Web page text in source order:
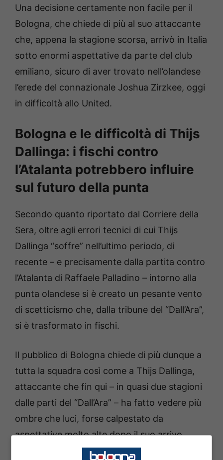
Una decisione certamente non facile per il
Bologna, che chiede di più al suo attaccante
che, appena la stagione scorsa, arrivò in Italia
sotto enormi aspettative da parte del club
emiliano, sicuro di aver trovato nell’olandese
l’erede del connazionale Joshua Zirzkee, oggi
in difficoltà allo United.
Bologna e le difficoltà di Thijs
Dallinga: i fischi contro
l’Atalanta potrebbero influire
sul futuro della punta
Secondo quanto riportato dal Corriere della
Sera, oltre agli errori tecnici di cui Thijs
Dallinga “soffre” nell’ultimo periodo, di
recente – e precisamente dalla partita contro
l’Atalanta di Raffaele Palladino – intorno alla
punta olandese si è creato un pesante vento
di scetticismo che, dalla tribune del “Dall’Ara”,
si è trasformato in fischi.
Il pubblico di Bologna chiede di più dunque a
tutta la squadra così come a Thijs Dallinga,
attaccante che fin qui – in quasi due stagioni
dalle parti del “Dall’Ara” – ha fatto vedere più
ombre che luci, forse calpestato da
aspettative molto alte dopo il suo arrivo
nell’estate del 2024, quando il Bologna di